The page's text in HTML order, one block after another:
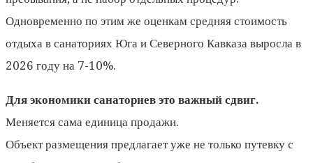
Одновременно по этим же оценкам средняя стоимость
отдыха в санаториях Юга и Северного Кавказа выросла в
2026 году на 7-10%.
Для экономики санаториев это важный сдвиг.
Меняется сама единица продажи.
Объект размещения предлагает уже не только путевку с